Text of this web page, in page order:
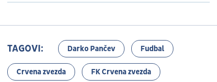
TAGOVI: Darko Pančev Fudbal
Crvena zvezda FK Crvena zvezda